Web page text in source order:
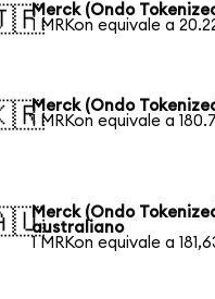
Merck (Ondo
1 MRKon equivale a
Merck (Ondo
1 MRKon equivale a
Merck (Ondo
australiano
1 MRKon equivale a